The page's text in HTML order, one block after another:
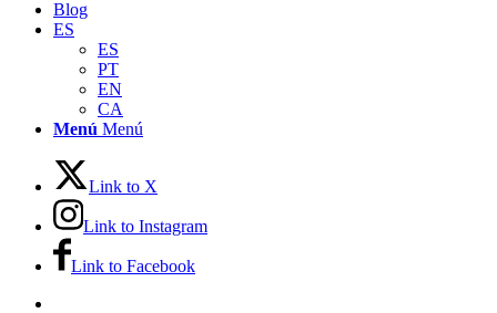
Blog
ES
ES
PT
EN
CA
Menú Menú
Link to X
Link to Instagram
Link to Facebook